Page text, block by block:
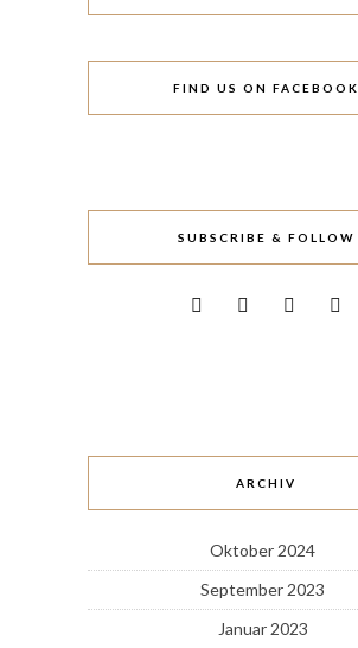
FIND US ON FACEBOOK
SUBSCRIBE & FOLLOW
ARCHIV
Oktober 2024
September 2023
Januar 2023